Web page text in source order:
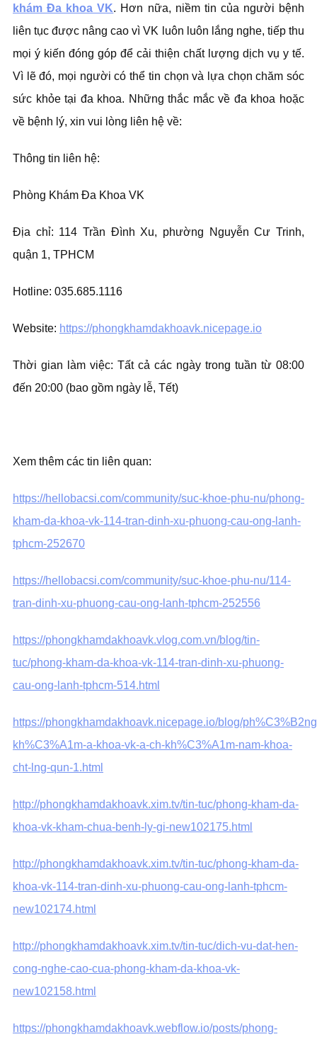
khám Đa khoa VK. Hơn nữa, niềm tin của người bệnh
liên tục được nâng cao vì VK luôn luôn lắng nghe, tiếp thu
mọi ý kiến đóng góp để cải thiện chất lượng dịch vụ y tế.
Vì lẽ đó, mọi người có thể tin chọn và lựa chọn chăm sóc
sức khỏe tại đa khoa. Những thắc mắc về đa khoa hoặc
về bệnh lý, xin vui lòng liên hệ về:
Thông tin liên hệ:
Phòng Khám Đa Khoa VK
Địa chỉ: 114 Trần Đình Xu, phường Nguyễn Cư Trinh,
quận 1, TPHCM
Hotline: 035.685.1116
Website: https://phongkhamdakhoavk.nicepage.io
Thời gian làm việc: Tất cả các ngày trong tuần từ 08:00
đến 20:00 (bao gồm ngày lễ, Tết)
Xem thêm các tin liên quan:
https://hellobacsi.com/community/suc-khoe-phu-nu/phong-
kham-da-khoa-vk-114-tran-dinh-xu-phuong-cau-ong-lanh-
tphcm-252670
https://hellobacsi.com/community/suc-khoe-phu-nu/114-
tran-dinh-xu-phuong-cau-ong-lanh-tphcm-252556
https://phongkhamdakhoavk.vlog.com.vn/blog/tin-
tuc/phong-kham-da-khoa-vk-114-tran-dinh-xu-phuong-
cau-ong-lanh-tphcm-514.html
https://phongkhamdakhoavk.nicepage.io/blog/
kh%C3%A1m-a-khoa-vk-a-ch-kh%C3%A1m-nam-khoa-
cht-lng-qun-1.html
http://phongkhamdakhoavk.xim.tv/tin-tuc/phong-kham-da-
khoa-vk-kham-chua-benh-ly-gi-new102175.html
http://phongkhamdakhoavk.xim.tv/tin-tuc/phong-kham-da-
khoa-vk-114-tran-dinh-xu-phuong-cau-ong-lanh-tphcm-
new102174.html
http://phongkhamdakhoavk.xim.tv/tin-tuc/dich-vu-dat-hen-
cong-nghe-cao-cua-phong-kham-da-khoa-vk-
new102158.html
https://phongkhamdakhoavk.webflow.io/posts/phong-